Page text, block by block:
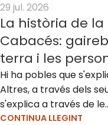
29 jul. 2026
La història de
Cabacés:
terra i les
Hi ha pobles que
Altres, a través dels
s'explica a través de
CONTINUA LLEGINT